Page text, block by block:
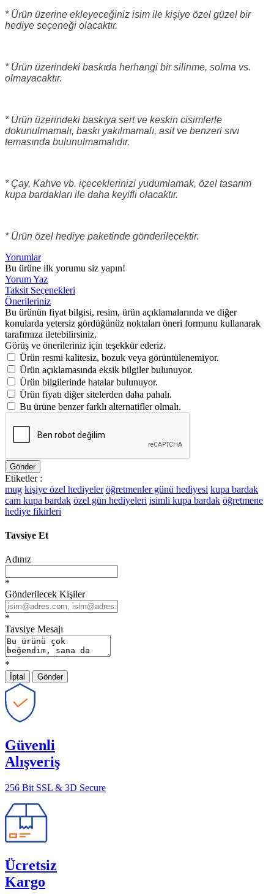
* Ürün üzerine ekleyeceğiniz isim ile kişiye özel güzel bir
hediye seçeneği olacaktır.
* Ürün üzerindeki baskıda herhangi bir silinme, solma vs.
olmayacaktır.
* Ürün üzerindeki baskıya sert ve keskin cisimlerle
dokunulmamalı, baskı yakılmamalı, asit ve benzeri sıvı
temasında bulunulmamalıdır.
* Çay, Kahve vb. içeceklerinizi yudumlamak, özel tasarım
kupa bardakları ile daha keyifli olacaktır.
* Ürün özel hediye paketinde gönderilecektir.
Yorumlar
Bu ürüne ilk yorumu siz yapın!
Yorum Yaz
Taksit Seçenekleri
Önerileriniz
Bu ürünün fiyat bilgisi, resim, ürün açıklamalarında ve diğer
konularda yetersiz gördüğünüz noktaları öneri formunu kullanarak
tarafımıza iletebilirsiniz.
Görüş ve önerileriniz için teşekkür ederiz.
Ürün resmi kalitesiz, bozuk veya görüntülenemiyor.
Ürün açıklamasında eksik bilgiler bulunuyor.
Ürün bilgilerinde hatalar bulunuyor.
Ürün fiyatı diğer sitelerden daha pahalı.
Bu ürüne benzer farklı alternatifler olmalı.
Gönder
Etiketler :
mug kişiye özel hediyeler öğretmenler günü hediyesi kupa bardak
cam kupa bardak özel gün hediyeleri isimli kupa bardak öğretmene
hediye fikirleri
Tavsiye Et
Adınız
*
Gönderilecek Kişiler
*
Tavsiye Mesajı
*
İptal Gönder
Güvenli
Alışveriş
256 Bit SSL & 3D Secure
Ücretsiz
Kargo